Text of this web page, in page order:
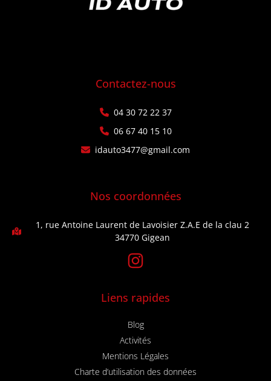
Contactez-nous
04 30 72 22 37
06 67 40 15 10
idauto3477@gmail.com
Nos coordonnées
1, rue Antoine Laurent de Lavoisier Z.A.E de la clau 2
34770 Gigean
Liens rapides
Blog
Activités
Mentions Légales
Charte d’utilisation des données